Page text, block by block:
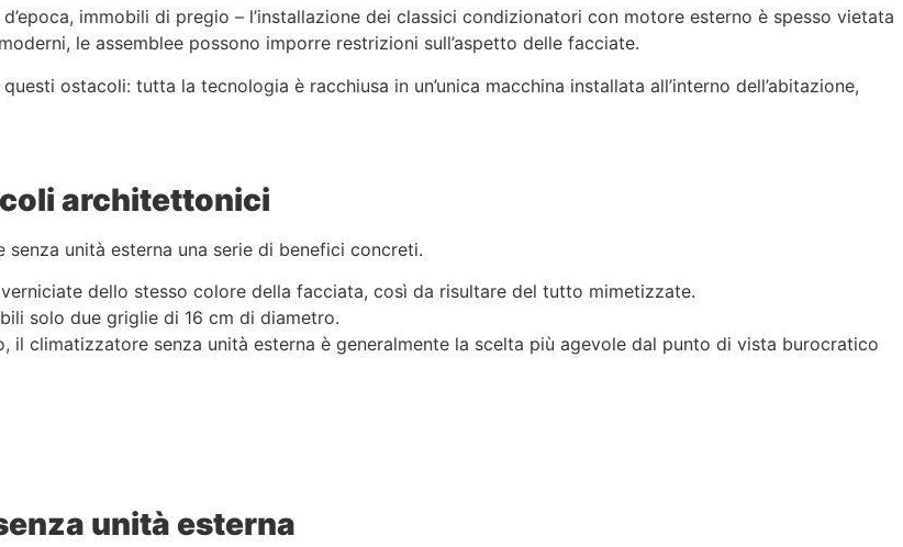
immobili di pregio – l’installazione dei classici condizionatori con motore esterno è spesso vietata
le assemblee possono imporre restrizioni sull’aspetto delle facciate.
ostacoli: tutta la tecnologia è racchiusa in un’unica macchina installata all’interno dell’abitazione,
architettonici
unità esterna una serie di benefici concreti.
dello stesso colore della facciata, così da risultare del tutto mimetizzate.
solo due griglie di 16 cm di diametro.
il climatizzatore senza unità esterna è generalmente la scelta più agevole dal punto di vista burocratico
unità esterna